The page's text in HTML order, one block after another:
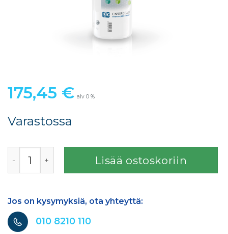
175,45 € alv 0 %
Varastossa
Lisää ostoskoriin
Jos on kysymyksiä, ota yhteyttä:
010 8210 110